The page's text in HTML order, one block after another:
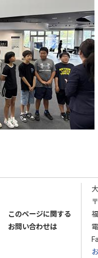
このページに関する
お問い合わせは